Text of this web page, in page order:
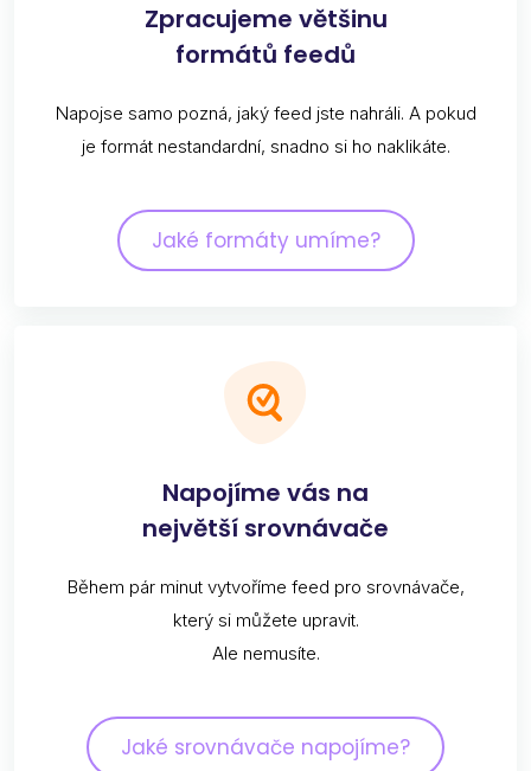
Zpracujeme většinu
formátů feedů
Napojse samo pozná, jaký feed jste nahráli. A pokud
je formát nestandardní, snadno si ho naklikáte.
Jaké formáty umíme?
Napojíme vás na
největší srovnávače
Během pár minut vytvoříme feed pro srovnávače,
který si můžete upravit.
Ale nemusíte.
Jaké srovnávače napojíme?